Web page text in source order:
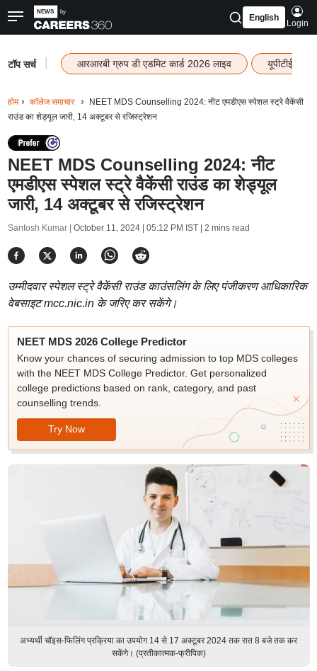
English
Login
टॉप सर्च आरआरबी ग्रुप डी एडमिट कार्ड 2026 लाइव यूपीटीईटी
होम कॉलेज समाचार
NEET MDS Counselling 2024: नीट एमडीएस स्पेशल स्ट्रे वैकेंसी
राउंड का शेड्यूल जारी, 14 अक्टूबर से रजिस्ट्रेशन
NEET MDS Counselling 2024: नीट
एमडीएस स्पेशल स्ट्रे वैकेंसी राउंड का शेड्यूल
जारी, 14 अक्टूबर से रजिस्ट्रेशन
Santosh Kumar | October 11, 2024 | 05:12 PM IST| 2 mins read
उम्मीदवार स्पेशल स्ट्रे वैकेंसी राउंड काउंसलिंग के लिए पंजीकरण आधिकारिक
वेबसाइट mcc.nic.in के जरिए कर सकेंगे।
NEET MDS 2026 College Predictor
Know your chances of securing admission to top MDS colleges
with the NEET MDS College Predictor. Get personalized
college predictions based on rank, category, and past
counselling trends.
Try Now
अभ्यर्थी चॉइस-फिलिंग प्रक्रिया का उपयोग 14 से 17 अक्टूबर 2024 तक रात 8 बजे तक कर
सकेंगे। (प्रतीकात्मक-फ्रीपिक)